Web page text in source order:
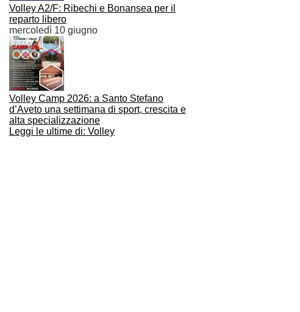
Volley A2/F: Ribechi e Bonansea per il
reparto libero
mercoledì 10 giugno
Volley Camp 2026: a Santo Stefano
d’Aveto una settimana di sport, crescita e
alta specializzazione
Leggi le ultime di: Volley